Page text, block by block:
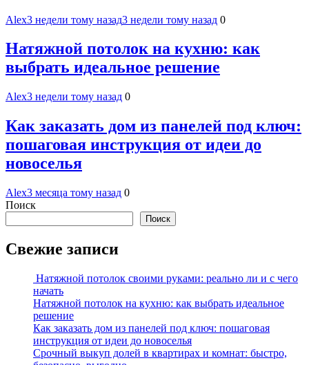
Alex3 недели тому назад3 недели тому назад 0
Натяжной потолок на кухню: как
выбрать идеальное решение
Alex3 недели тому назад 0
Как заказать дом из панелей под ключ:
пошаговая инструкция от идеи до
новоселья
Alex3 месяца тому назад 0
Поиск
Поиск
Свежие записи
Натяжной потолок своими руками: реально ли и с чего
начать
Натяжной потолок на кухню: как выбрать идеальное
решение
Как заказать дом из панелей под ключ: пошаговая
инструкция от идеи до новоселья
Срочный выкуп долей в квартирах и комнат: быстро,